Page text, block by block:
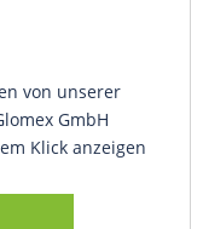
von unserer
GmbH
Klick anzeigen